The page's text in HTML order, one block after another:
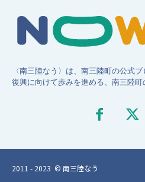
〈南三陸なう〉は、南三陸町の公式
復興に向けて歩みを進める、南三陸町
2011 - 2023 © 南三陸なう